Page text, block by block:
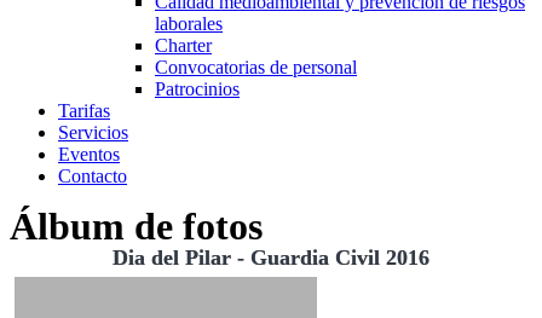
laborales
Charter
Convocatorias de personal
Patrocinios
Tarifas
Servicios
Eventos
Contacto
Álbum de fotos
Dia del Pilar - Guardia Civil 2016